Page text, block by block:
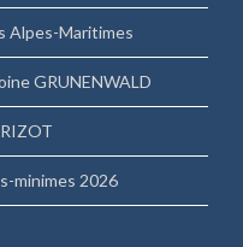
Alpes-Maritimes
GRUNENWALD
minimes 2026